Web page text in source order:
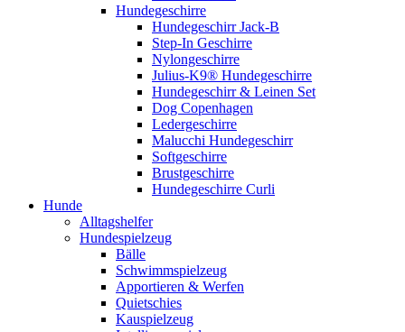
Hundegeschirre
Hundegeschirr Jack-B
Step-In Geschirre
Nylongeschirre
Julius-K9® Hundegeschirre
Hundegeschirr & Leinen Set
Dog Copenhagen
Ledergeschirre
Malucchi Hundegeschirr
Softgeschirre
Brustgeschirre
Hundegeschirre Curli
Hunde
Alltagshelfer
Hundespielzeug
Bälle
Schwimmspielzeug
Apportieren & Werfen
Quietschies
Kauspielzeug